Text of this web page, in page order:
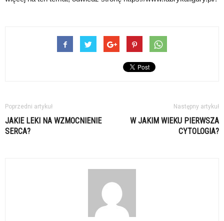
Poprzedni artykuł
JAKIE LEKI NA WZMOCNIENIE
SERCA?
Następny artykuł
W JAKIM WIEKU PIERWSZA
CYTOLOGIA?